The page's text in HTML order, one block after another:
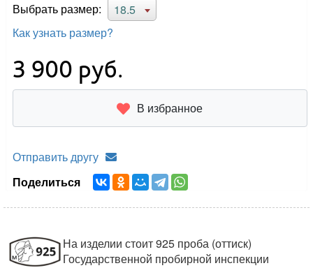
Выбрать размер:
18.5
Как узнать размер?
3 900 руб.
В избранное
Отправить другу
Поделиться
На изделии стоит 925 проба (оттиск)
Государственной пробирной инспекции